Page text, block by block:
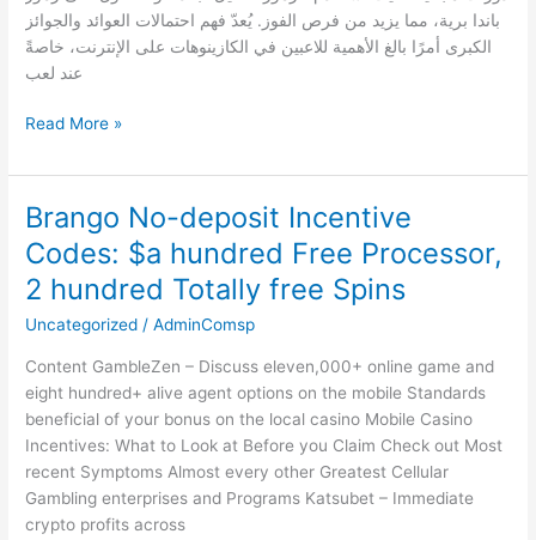
باندا برية، مما يزيد من فرص الفوز. يُعدّ فهم احتمالات العوائد والجوائز
الكبرى أمرًا بالغ الأهمية للاعبين في الكازينوهات على الإنترنت، خاصةً
عند لعب
مجاناً
Read More »
Brango No-deposit Incentive
Codes: $a hundred Free Processor,
2 hundred Totally free Spins
Uncategorized /AdminComsp
Content GambleZen – Discuss eleven,000+ online game and
eight hundred+ alive agent options on the mobile Standards
beneficial of your bonus on the local casino Mobile Casino
Incentives: What to Look at Before you Claim Check out Most
recent Symptoms Almost every other Greatest Cellular
Gambling enterprises and Programs Katsubet – Immediate
crypto profits across
Brango
No-
deposit
Incentive
Codes:
hundred
Free
Processor,
2
hundred
Totally
free